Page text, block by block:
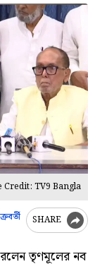
Credit: TV9 Bangla
SHARE
তৃণমূলের নব